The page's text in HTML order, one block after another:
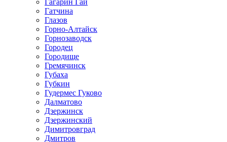
Гагарин Гай
Гатчина
Глазов
Горно-Алтайск
Горнозаводск
Городец
Городище
Гремячинск
Губаха
Губкин
Гудермес Гуково
Далматово
Дзержинск
Дзержинский
Димитровград
Дмитров